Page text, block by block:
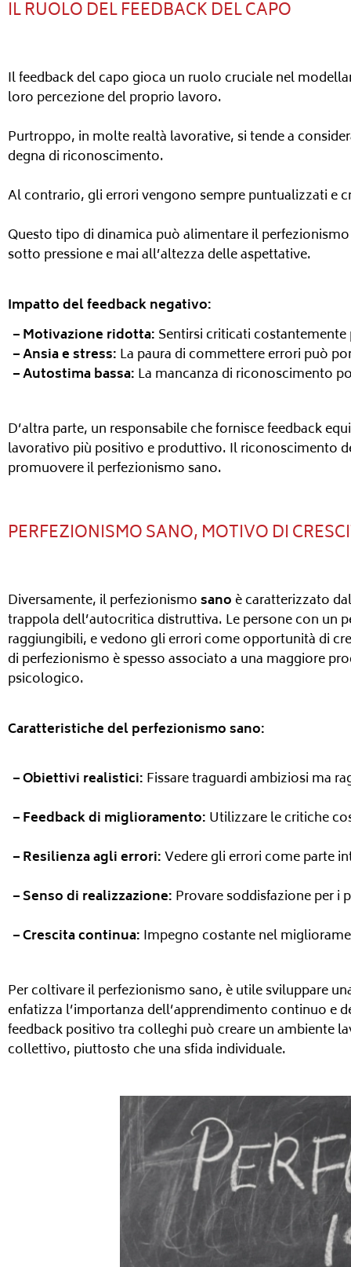
IL RUOLO DEL FEEDBACK DEL CAPO
Il feedback del capo gioca un ruolo cruciale nel
loro percezione del proprio lavoro.
Purtroppo, in molte realtà lavorative, si tende a
degna di riconoscimento.
Al contrario, gli errori vengono sempre puntualizzati e
Questo tipo di dinamica può alimentare il
sotto pressione e mai all’altezza delle aspettative.
Impatto del feedback negativo:
– Motivazione ridotta: Sentirsi criticati
– Ansia e stress: La paura di commettere errori può
– Autostima bassa: La mancanza di riconoscimento
D’altra parte, un responsabile che fornisce feedback
lavorativo più positivo e produttivo. Il riconoscimento
promuovere il perfezionismo sano.
PERFEZIONISMO SANO, MOTIVO DI
Diversamente, il perfezionismosano è caratterizzato
trappola dell’autocritica distruttiva. Le persone con un
raggiungibili, e vedono gli errori come opportunità di
di perfezionismo è spesso associato a una maggiore
psicologico.
Caratteristiche del perfezionismo sano:
– Obiettivi realistici: Fissare traguardi ambiziosi ma
– Feedback di miglioramento: Utilizzare le critiche
– Resilienza agli errori:Vedere gli errori come parte
– Senso di realizzazione: Provare soddisfazione per i
– Crescita continua: Impegno costante nel
Per coltivare il perfezionismo sano, è utile sviluppare
enfatizza l’importanza dell’apprendimento continuo e
feedback positivo tra colleghi può creare un ambiente
collettivo, piuttosto che una sfida individuale.